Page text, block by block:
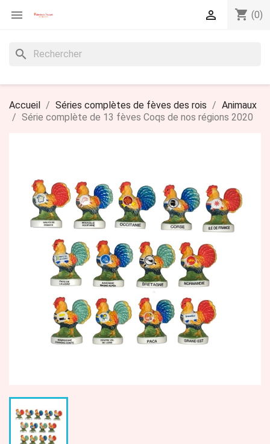
 shopping_cart (0)

search
Accueil Séries complètes de fèves des rois
Animaux
Série complète de 13 fèves Coqs de nos régions 2020